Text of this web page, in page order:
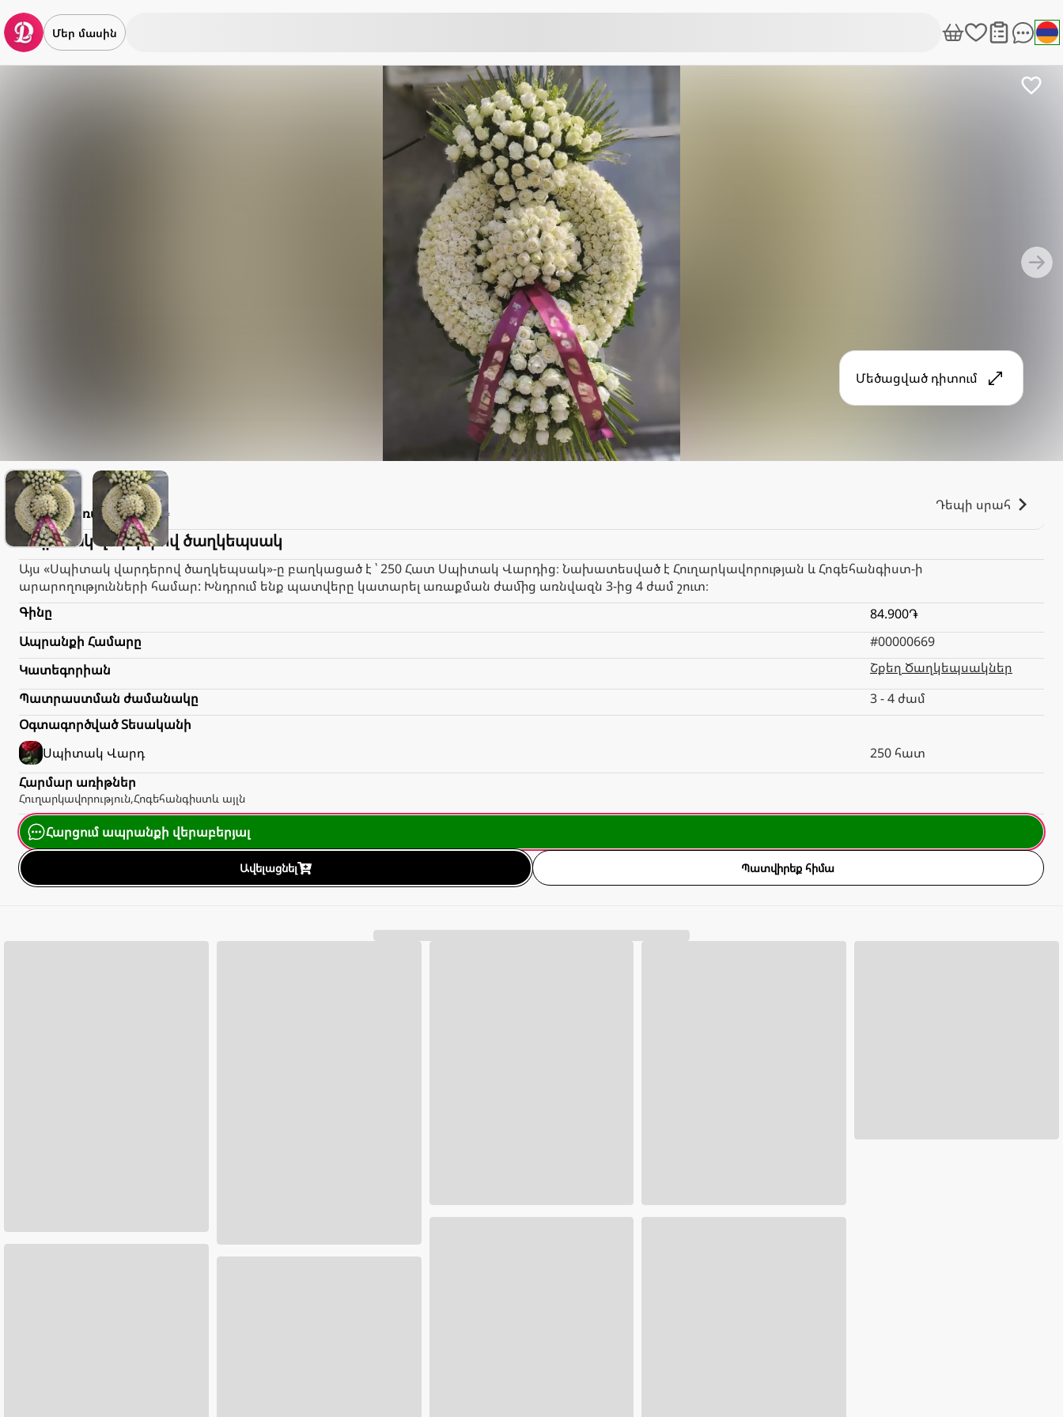
Մեր մասին
Մեծացված դիտում
Lilith
Առաքում2.000֏ Դեպի սրահ
Սպիտակ վարդերով ծաղկեպսակ
Այս «Սպիտակ վարդերով ծաղկեպսակ»-ը բաղկացած է ՝ 250 Հատ Սպիտակ Վարդից։ Նախատեսված է Հուղարկավորության և Հոգեհանգիստ-ի
արարողությունների համար: Խնդրում ենք պատվերը կատարել առաքման ժամից առնվազն 3-ից 4 ժամ շուտ։
Գինը
84.900֏
Ապրանքի Համարը
#00000669
Կատեգորիան
Շքեղ Ծաղկեպսակներ
Պատրաստման ժամանակը
3 - 4 ժամ
Օգտագործված Տեսականի
Սպիտակ Վարդ
250 հատ
Հարմար առիթներ
Հուղարկավորություն,Հոգեհանգիստև այլն
Հարցում ապրանքի վերաբերյալ
Ավելացնել Պատվիրեք հիմա